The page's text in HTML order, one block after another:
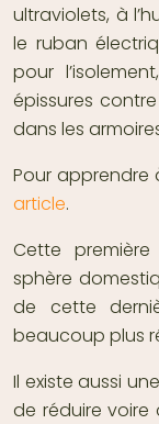
ultraviolets, à
le ruban
pour
épissures
dans les
Pour apprendre
article.
Cette
sphère
de cette
beaucoup plus
Il existe aussi
de réduire voire